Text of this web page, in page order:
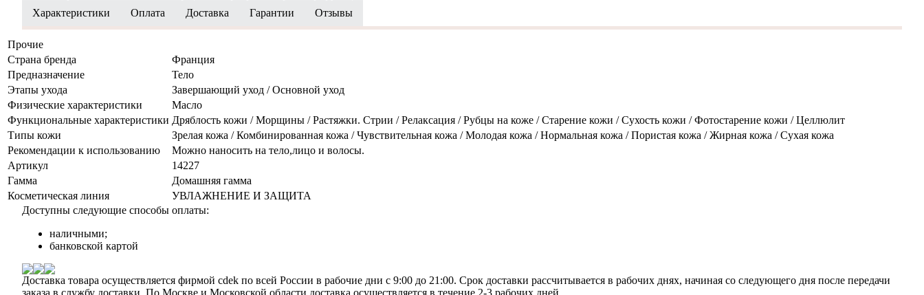
Характеристики
Оплата Доставка Гарантии Отзывы
Прочие
Страна бренда
Франция
Предназначение
Тело
Этапы ухода
Завершающий уход / Основной уход
Физические характеристики
Масло
Функциональные характеристики Дряблость кожи / Морщины / Растяжки. Стрии / Релаксация / Рубцы на коже / Старение кожи / Сухость кожи / Фотостарение кожи / Целлюлит
Типы кожи
Зрелая кожа / Комбинированная кожа / Чувствительная кожа / Молодая кожа / Нормальная кожа / Пористая кожа / Жирная кожа / Сухая кожа
Рекомендации к использованию
Можно наносить на тело,лицо и волосы.
Артикул
14227
Гамма
Домашняя гамма
Косметическая линия
УВЛАЖНЕНИЕ И ЗАЩИТА
Доступны следующие способы оплаты:
наличными;
банковской картой
Доставка товара осуществляется фирмой cdek по всей России в рабочие дни с 9:00 до 21:00. Срок доставки рассчитывается в рабочих днях, начиная со следующего дня после передачи
заказа в службу доставки. По Москве и Московской области доставка осуществляется в течение 2-3 рабочих дней.